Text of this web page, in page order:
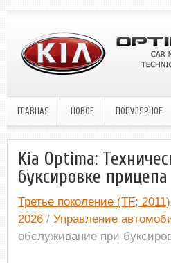
ГЛАВНАЯ НОВОЕ ПОПУЛЯРНОЕ
Kia Optima:
буксировке прицепа
Третье поколение (TF; 2011)
2026 / Управление
обслуживание при